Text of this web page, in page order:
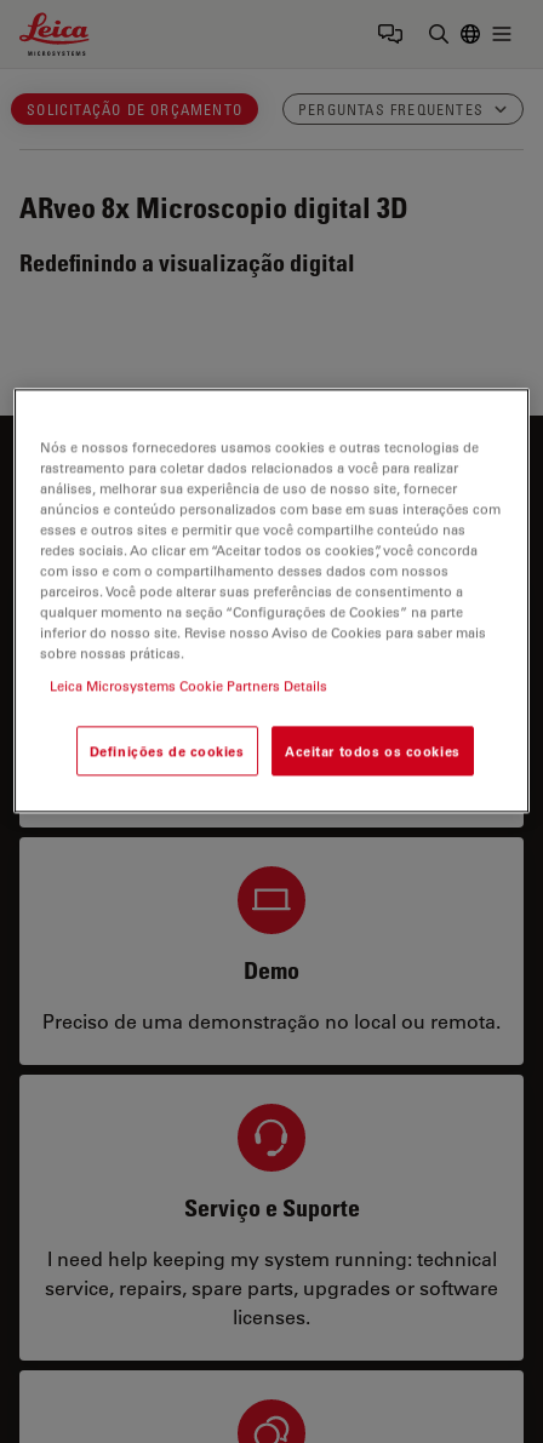
Leica Microsystems Logo
SOLICITAÇÃO DE ORÇAMENTO PERGUNTAS FREQUENTES
ARveo 8x Microscopio digital 3D
Redefinindo a visualização digital
Interessado em saber mais?
Fale com nossos especialistas.
Preciso de uma configuração ou informações de
preços.
Demo
Preciso de uma demonstração no local ou remota.
Serviço e Suporte
I need help keeping my system running: technical
service, repairs, spare parts, upgrades or software
licenses.
Nós e nossos fornecedores usamos cookies e outras tecnologias de
rastreamento para coletar dados relacionados a você para realizar
análises, melhorar sua experiência de uso de nosso site, fornecer
anúncios e conteúdo personalizados com base em suas interações com
esses e outros sites e permitir que você compartilhe conteúdo nas
redes sociais. Ao clicar em “Aceitar todos os cookies”, você concorda
com isso e com o compartilhamento desses dados com nossos
parceiros. Você pode alterar suas preferências de consentimento a
qualquer momento na seção “Configurações de Cookies” na parte
inferior do nosso site. Revise nosso Aviso de Cookies para saber mais
sobre nossas práticas.
Leica Microsystems Cookie Partners Details
Definições de cookies Aceitar todos os cookies